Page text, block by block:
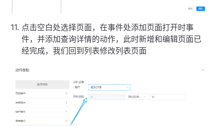
点击空白处选择页面，在事件处添加页面打开时事
件，并添加查询详情的动作，此时新增和编辑页面已
经完成，我们回到列表修改列表页面